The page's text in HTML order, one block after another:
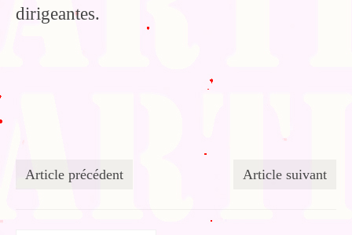
dirigeantes.
Article précédent Article suivant